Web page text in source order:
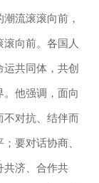
流滚滚向前，
向前。各国人
共同体，共创
他强调，面向
对抗、结伴而
要对话协商、
共济、合作共